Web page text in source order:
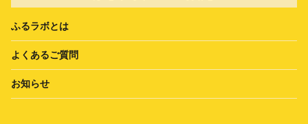
ふるラボとは
よくあるご質問
お知らせ